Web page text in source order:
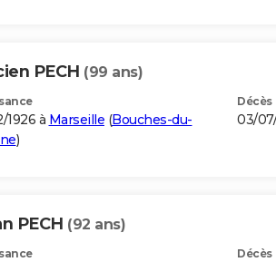
PECH (99 ans)
1926 à Marseille (Bouches-du-
)
Décès
03/
PECH (92 ans)
Décès